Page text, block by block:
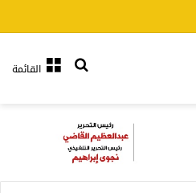
القائمةبحث عن